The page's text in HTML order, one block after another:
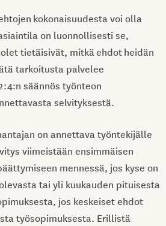
kokonaisuudesta voi olla
on luonnollisesti se,
tietäisivät, mitkä ehdot heidän
tarkoitusta palvelee
säännös työnteon
selvityksestä.
on annettava työntekijälle
viimeistään ensimmäisen
mennessä, jos kyse on
tai yli kuukauden pituisesta
jos keskeiset ehdot
työsopimuksesta. Erillistä